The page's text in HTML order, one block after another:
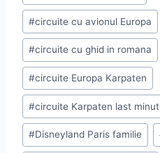
#circuite cu avionul Europa
#circuite cu ghid in romana
#circuite Europa Karpaten
#circuite Karpaten last
#Disneyland Paris familie